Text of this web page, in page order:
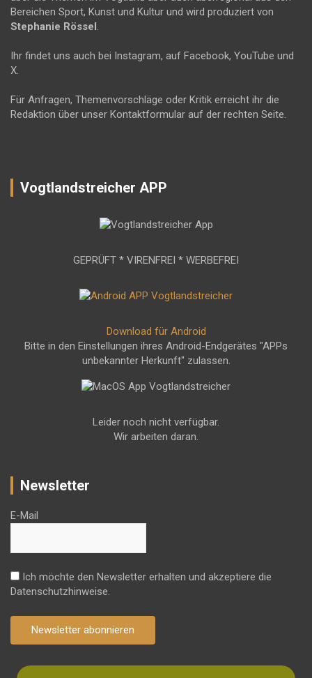
Bereichen Sport, Kunst und Kultur und wird produziert von
Stephanie Rössel .
Ihr findet uns auch bei Instagram, auf Facebook, YouTube und
X.
Für Anfragen, Themenvorschläge oder Kritik erreicht ihr die
Redaktion über unser Kontaktformular auf der rechten Seite.
Vogtlandstreicher APP
GEPRÜFT * VIRENFREI * WERBEFREI
Download für Android
Bitte in den Einstellungen ihres Android-Endgerätes "APPs
unbekannter Herkunft" zulassen.
Leider noch nicht verfügbar.
Wir arbeiten daran.
Newsletter
E-Mail
Ich möchte den Newsletter erhalten und akzeptiere die
Datenschutzhinweise.
Newsletter abonnieren